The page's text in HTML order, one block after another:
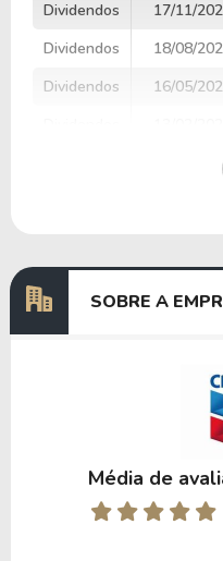
Dividendos
17/11/
Dividendos
18/08/
Dividendos
16/05/
15/11/
SOBRE A
Média de